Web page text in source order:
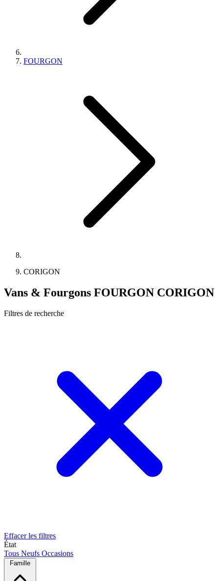
FOURGON
CORIGON
Vans & Fourgons FOURGON CORIGON
Filtres de recherche
Effacer les filtres
État
Tous Neufs Occasions
Famille